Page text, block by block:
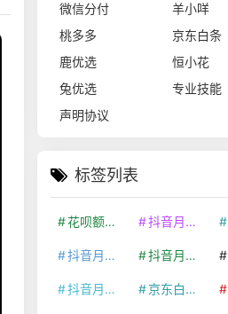
微信分付
羊小咩
桃多多
京东白条
鹿优选
恒小花
兔优选
专业技能
声明协议
标签列表
花呗额度提升 抖音月付套现24小时接单
抖音月付套现多少手续费 抖音月付套现商家有哪些
抖音月付套现最新方法 京东白条额度提升